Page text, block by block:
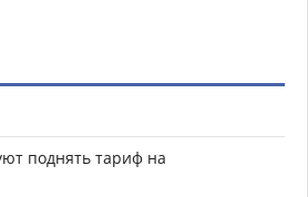
поднять тариф на